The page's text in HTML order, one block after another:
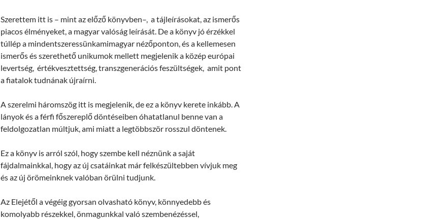
Szerettem itt is – mint az előző könyvben–, a tájleírásokat, az ismerős
piacos élményeket, a magyar valóság leírását. De a könyv jó érzékkel
túllép a mindentszeressünkamimagyar nézőponton, és a kellemesen
ismerős és szerethető unikumok mellett megjelenik a közép európai
levertség, értékvesztettség, transzgenerációs feszültségek, amit pont
a fiatalok tudnának újraírni.
A szerelmi háromszög itt is megjelenik, de ez a könyv kerete inkább. A
lányok és a férfi főszereplő döntéseiben óhatatlanul benne van a
feldolgozatlan múltjuk, ami miatt a legtöbbször rosszul döntenek.
Ez a könyv is arról szól, hogy szembe kell néznünk a saját
fájdalmainkkal, hogy az új csatáinkat már felkészültebben vívjuk meg
és az új örömeinknek valóban örülni tudjunk.
Az Elejétől a végéig gyorsan olvasható könyv, könnyedebb és
komolyabb részekkel, önmagunkkal való szembenézéssel,